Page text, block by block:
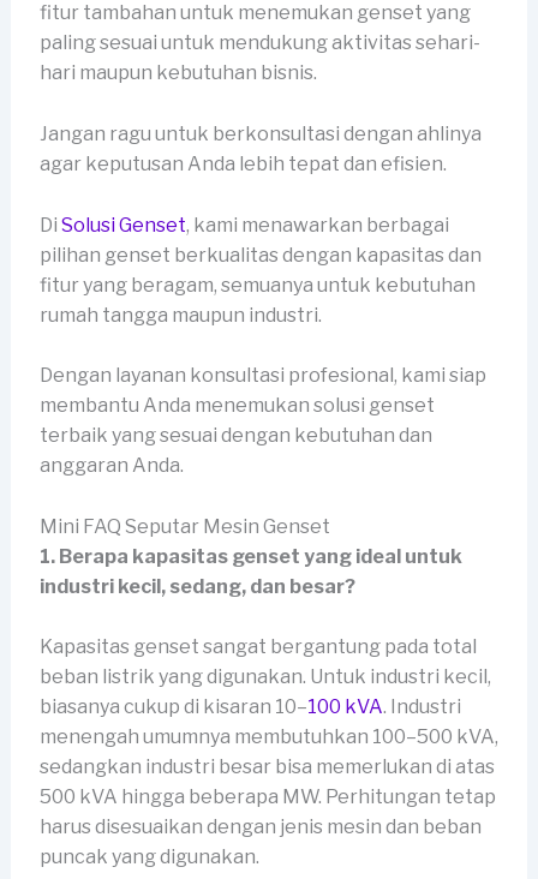
fitur tambahan untuk menemukan genset yang
paling sesuai untuk mendukung aktivitas sehari-
hari maupun kebutuhan bisnis.
Jangan ragu untuk berkonsultasi dengan ahlinya
agar keputusan Anda lebih tepat dan efisien.
Di Solusi Genset, kami menawarkan berbagai
pilihan genset berkualitas dengan kapasitas dan
fitur yang beragam, semuanya untuk kebutuhan
rumah tangga maupun industri.
Dengan layanan konsultasi profesional, kami siap
membantu Anda menemukan solusi genset
terbaik yang sesuai dengan kebutuhan dan
anggaran Anda.
Mini FAQ Seputar Mesin Genset
1. Berapa kapasitas genset yang ideal untuk
industri kecil, sedang, dan besar?
Kapasitas genset sangat bergantung pada total
beban listrik yang digunakan. Untuk industri kecil,
biasanya cukup di kisaran 10–100 kVA. Industri
menengah umumnya membutuhkan 100–500 kVA,
sedangkan industri besar bisa memerlukan di atas
500 kVA hingga beberapa MW. Perhitungan tetap
harus disesuaikan dengan jenis mesin dan beban
puncak yang digunakan.